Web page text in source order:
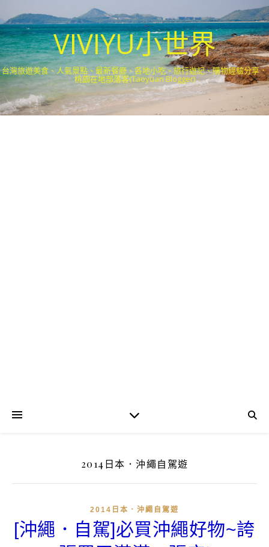
VIVIYU小世界
台灣旅遊美食、人氣景點、最新餐廳、各地小吃、旅行遊記、購物經驗分享．
桃園在地部落客(Taoyuan Blogger)
2014日本．沖繩自駕遊
2014日本．沖繩自駕遊
[沖繩．自駕]必買沖繩好物~誇